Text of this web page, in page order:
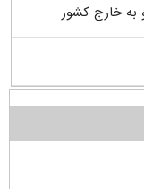
خارج کشور